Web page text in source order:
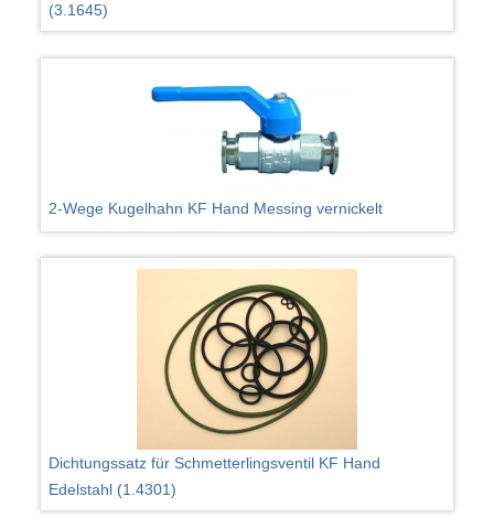
(3.1645)
2-Wege Kugelhahn KF Hand Messing vernickelt
Dichtungssatz für Schmetterlingsventil KF Hand
Edelstahl (1.4301)